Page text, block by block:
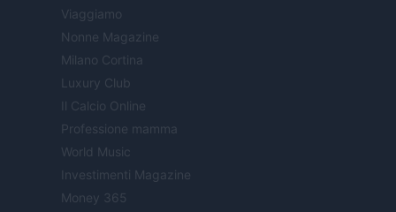
Viaggiamo
Nonne Magazine
Milano Cortina
Luxury Club
Il Calcio Online
Professione mamma
World Music
Investimenti Magazine
Money 365